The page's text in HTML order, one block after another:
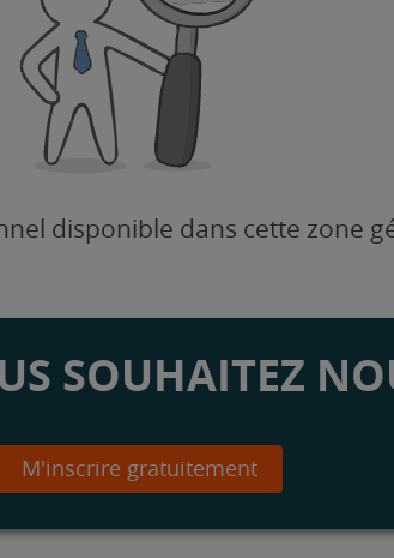
disponible dans cette zone
SOUHAITEZ
M'inscrire gratuitement